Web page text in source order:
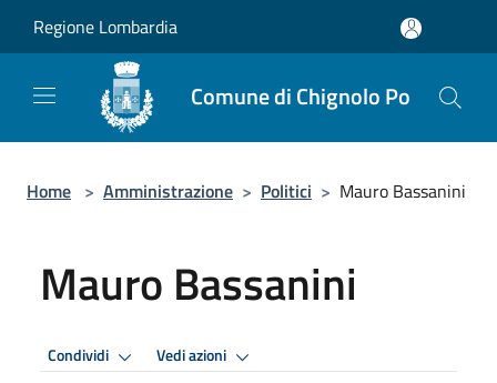
Regione Lombardia
Comune di Chignolo Po
Home > Amministrazione > Politici > Mauro Bassanini
Mauro Bassanini
Condividi Vedi azioni